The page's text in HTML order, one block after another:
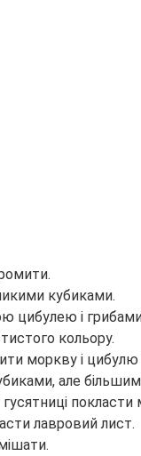
кубиками.
цибулею і
кольору.
моркву і
але
лавровий лист.